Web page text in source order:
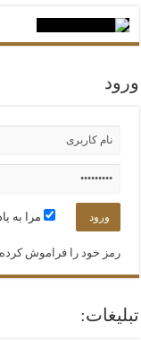
ورود
مرا به
رمز خود را فراموش کرده
تبلیغات: